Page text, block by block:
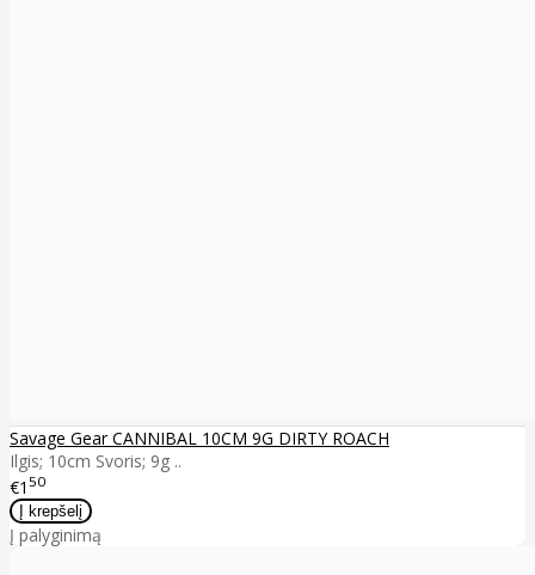
Savage Gear CANNIBAL 10CM 9G DIRTY ROACH
Ilgis; 10cm Svoris; 9g ..
€1 50
Į palyginimą